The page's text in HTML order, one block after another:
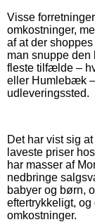
Visse
omkostninger,
af at der
man snuppe
fleste tilfælde –
eller Humlebæk
udleveringssted.
Det har vist sig
laveste priser
har masser af
nedbringe
babyer og børn,
eftertrykkeligt,
omkostninger.